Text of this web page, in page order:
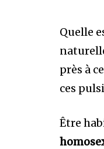
Quelle
près à
ces
Être